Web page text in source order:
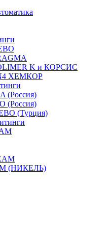
K и КОРСИС
ХЕМКОР
(Россия)
(Россия)
(Турция)
(НИКЕЛЬ)